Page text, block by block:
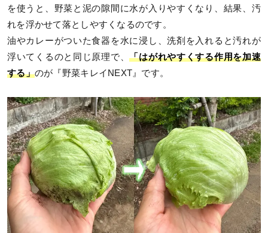
を使うと、野菜と泥の隙間に水が入りやすくなり、結果、汚
れを浮かせて落としやすくなるのです。
油やカレーがついた食器を水に浸し、洗剤を入れると汚れが
浮いてくるのと同じ原理で、「はがれやすくする作用を加速
する」のが『野菜キレイNEXT』です。